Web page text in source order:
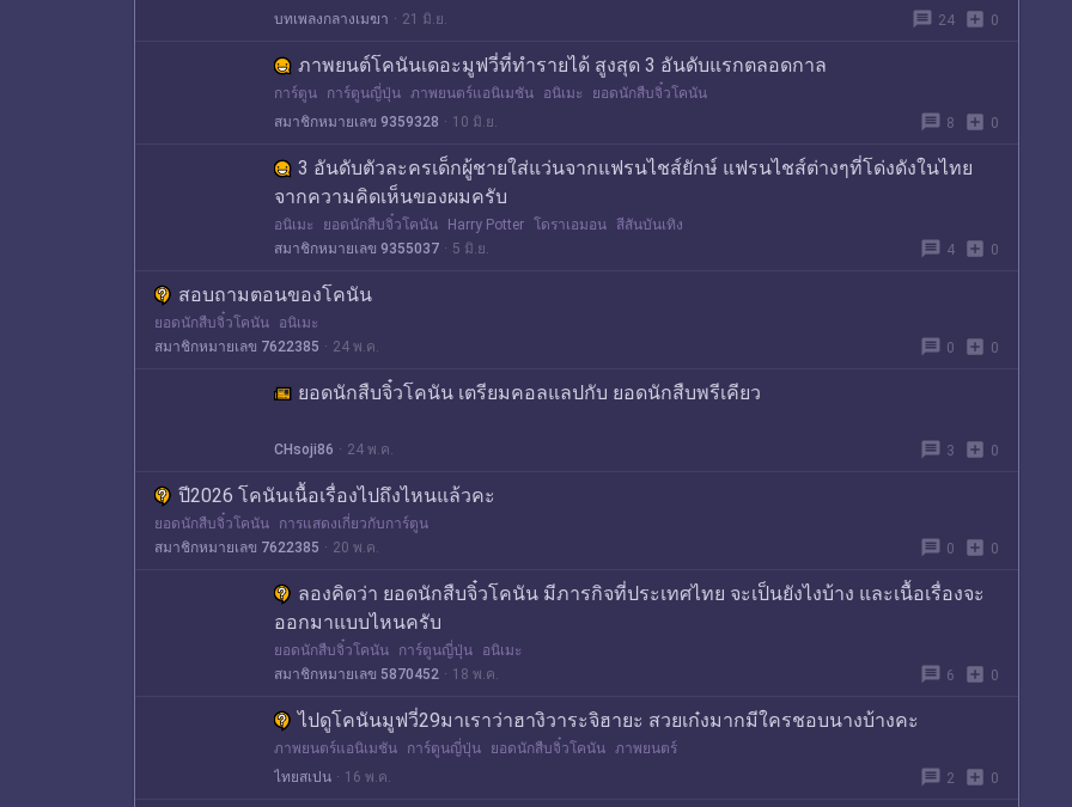
บทเพลงกลางเมฆา
21 มิ.ย. message 24 add_box 0
ภาพยนต์โคนันเดอะมูฟวี่ที่ทำรายได้ สูงสุด 3 อันดับแรกตลอดกาล
การ์ตูน การ์ตูนญี่ปุ่น ภาพยนตร์แอนิเมชัน อนิเมะ
ยอดนักสืบจิ๋วโคนัน
สมาชิกหมายเลข 9359328
10 มิ.ย. message 8 add_box 0
3 อันดับตัวละครเด็กผู้ชายใส่แว่นจากแฟรนไชส์ยักษ์ แฟรนไชส์ต่างๆที่โด่งดังในไทย
จากความคิดเห็นของผมครับ
อนิเมะ ยอดนักสืบจิ๋วโคนัน Harry Potter โดราเอมอน
สีสันบันเทิง
สมาชิกหมายเลข 9355037
5 มิ.ย. message 4 add_box 0
สอบถามตอนของโคนัน
ยอดนักสืบจิ๋วโคนัน
อนิเมะ
สมาชิกหมายเลข 7622385
24 พ.ค. message 0 add_box 0
ยอดนักสืบจิ๋วโคนัน เตรียมคอลแลปกับ ยอดนักสืบพรีเคียว
CHsoji86 24 พ.ค. message 3 add_box 0
ปี2026 โคนันเนื้อเรื่องไปถึงไหนแล้วคะ
ยอดนักสืบจิ๋วโคนัน
การแสดงเกี่ยวกับการ์ตูน
สมาชิกหมายเลข 7622385
20 พ.ค. message 0 add_box 0
ลองคิดว่า ยอดนักสืบจิ๋วโคนัน มีภารกิจที่ประเทศไทย จะเป็นยังไงบ้าง และเนื้อเรื่องจะ
ออกมาแบบไหนครับ
ยอดนักสืบจิ๋วโคนัน การ์ตูนญี่ปุ่น
อนิเมะ
สมาชิกหมายเลข 5870452
18 พ.ค. message 6 add_box 0
ไปดูโคนันมูฟวี่29มาเราว่าฮางิวาระจิฮายะ สวยเก๋งมากมีใครชอบนางบ้างคะ
ภาพยนตร์แอนิเมชัน การ์ตูนญี่ปุ่น ยอดนักสืบจิ๋วโคนัน ภาพยนตร์
ไทยสเปน
16 พ.ค. message 2 add_box 0